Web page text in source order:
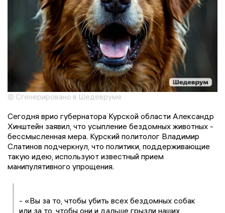
© Сгенерировано в Шедевруме
Сегодня врио губернатора Курской области Александр
Хинштейн заявил, что усыпление бездомных животных -
бессмысленная мера. Курский политолог Владимир
Слатинов подчеркнул, что политики, поддерживающие
такую идею, используют известный прием
манипулятивного упрощения.
- «Вы за то, чтобы убить всех бездомных собак
или за то, чтобы они и дальше грызли наших